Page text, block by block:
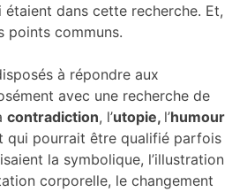
étaient dans cette recherche. Et,
points communs.
à répondre aux
avec une recherche de
contradiction, l’utopie, l’humour
qui pourrait être qualifié parfois
la symbolique, l’illustration
corporelle, le changement